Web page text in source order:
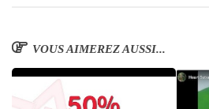
VOUS AIMEREZ AUSSI...